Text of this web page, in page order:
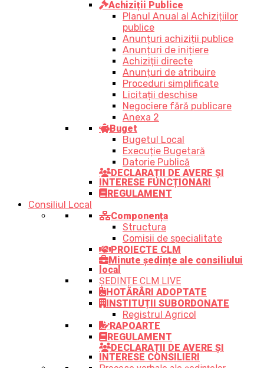
Achiziții Publice
Planul Anual al Achizițiilor
publice
Anunțuri achiziții publice
Anunțuri de inițiere
Achiziții directe
Anunțuri de atribuire
Proceduri simplificate
Licitații deschise
Negociere fără publicare
Anexa 2
Buget
Bugetul Local
Execuție Bugetară
Datorie Publică
DECLARAȚII DE AVERE ȘI
INTERESE FUNCȚIONARI
REGULAMENT
Consiliul Local
Componența
Structura
Comisii de specialitate
PROIECTE CLM
Minute ședințe ale consiliului
local
ȘEDINȚE CLM LIVE
HOTĂRÂRI ADOPTATE
INSTITUȚII SUBORDONATE
Registrul Agricol
RAPOARTE
REGULAMENT
DECLARAȚII DE AVERE ȘI
INTERESE CONSILIERI